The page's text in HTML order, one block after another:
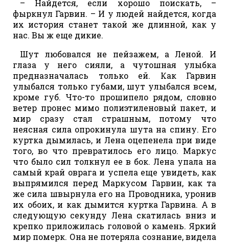
– Найдется, если хорошо поискать, –
фыркнул Гарвин. – И у людей найдется, когда
их история станет такой же длинной, как у
нас. Вы ж еще дикие.
Шут любовался не пейзажем, а Леной. И
глаза у него сияли, а чутошная улыбка
предназначалась только ей. Как Гарвин
улыбался только губами, шут улыбался всем,
кроме губ. Что-то прошипело рядом, словно
ветер пронес мимо полиэтиленовый пакет, и
мир сразу стал страшным, потому что
неясная сила опрокинула шута на спину. Его
куртка дымилась, и Лена оцепенела при виде
того, во что превратилось его лицо. Маркус
что было сил толкнул ее в бок. Лена упала на
самый край оврага и успела еще увидеть, как
выпрямился перед Маркусом Гарвин, как та
же сила швырнула его на Проводника, уронив
их обоих, и как дымится куртка Гарвина. А в
следующую секунду Лена скатилась вниз и
крепко приложилась головой о камень. Яркий
мир померк. Она не потеряла сознание, видела